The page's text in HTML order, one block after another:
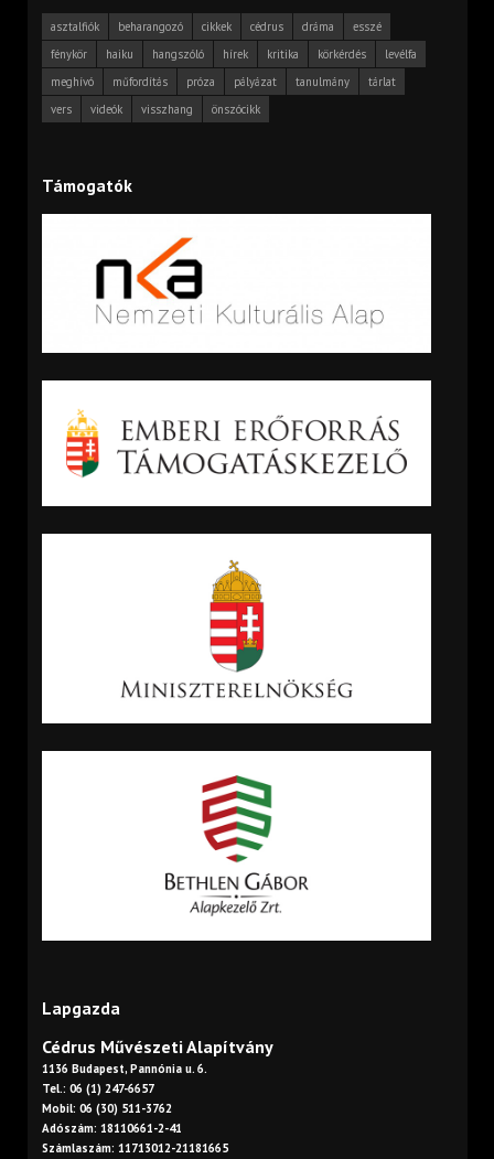
asztalfiók beharangozó cikkek cédrus dráma
esszé
fénykör
haiku hangszóló hírek kritika körkérdés
levélfa
meghívó
műfordítás próza pályázat tanulmány
tárlat
vers
videók visszhang önszócikk
Támogatók
Lapgazda
Cédrus Művészeti Alapítvány
1136 Budapest, Pannónia u. 6.
Tel.: 06 (1) 247-6657
Mobil: 06 (30) 511-3762
Adószám: 18110661-2-41
Számlaszám: 11713012-21181665